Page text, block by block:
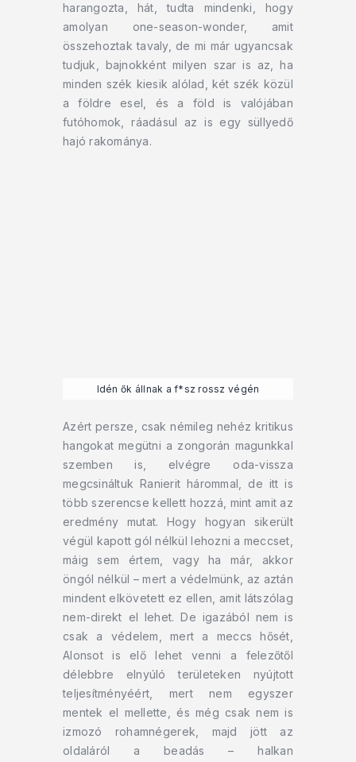
harangozta, hát, tudta mindenki, hogy
amolyan one-season-wonder, amit
összehoztak tavaly, de mi már ugyancsak
tudjuk, bajnokként milyen szar is az, ha
minden szék kiesik alólad, két szék közül
a földre esel, és a föld is valójában
futóhomok, ráadásul az is egy süllyedő
hajó rakománya.
Idén ők állnak a f*sz rossz végén
Azért persze, csak némileg nehéz kritikus
hangokat megütni a zongorán magunkkal
szemben is, elvégre oda-vissza
megcsináltuk Ranierit hárommal, de itt is
több szerencse kellett hozzá, mint amit az
eredmény mutat. Hogy hogyan sikerült
végül kapott gól nélkül lehozni a meccset,
máig sem értem, vagy ha már, akkor
öngól nélkül – mert a védelmünk, az aztán
mindent elkövetett ez ellen, amit látszólag
nem-direkt el lehet. De igazából nem is
csak a védelem, mert a meccs hősét,
Alonsot is elő lehet venni a felezőtől
délebbre elnyúló területeken nyújtott
teljesítményéért, mert nem egyszer
mentek el mellette, és még csak nem is
izmozó rohamnégerek, majd jött az
oldaláról a beadás – halkan